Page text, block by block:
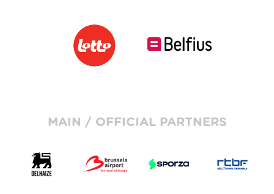
MAIN / OFFICIAL PARTNERS